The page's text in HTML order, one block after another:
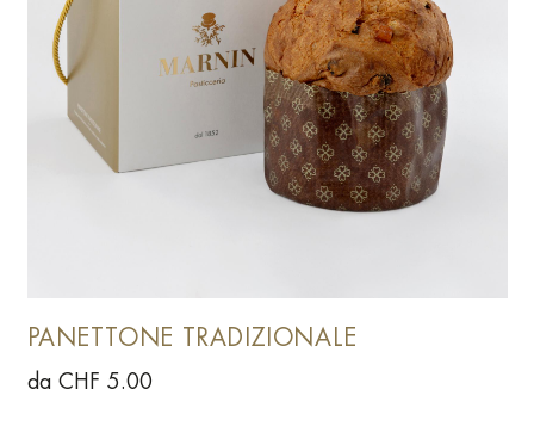
PANETTONE TRADIZIONALE
da CHF 5.00